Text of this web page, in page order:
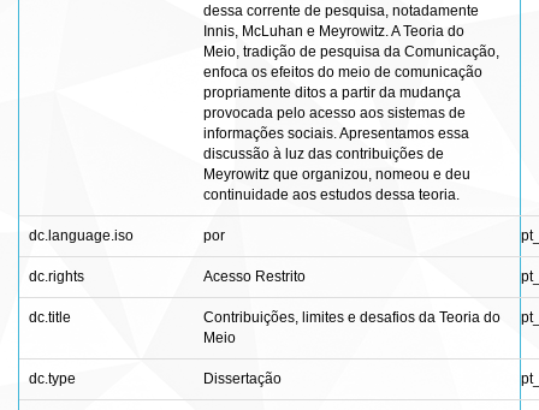
dessa corrente de pesquisa, notadamente
Innis, McLuhan e Meyrowitz. A Teoria do
Meio, tradição de pesquisa da Comunicação,
enfoca os efeitos do meio de comunicação
propriamente ditos a partir da mudança
provocada pelo acesso aos sistemas de
informações sociais. Apresentamos essa
discussão à luz das contribuições de
Meyrowitz que organizou, nomeou e deu
continuidade aos estudos dessa teoria.
dc.language.iso por
dc.rights Acesso Restrito
dc.title
Contribuições, limites e desafios da Teoria do
Meio
dc.type Dissertação